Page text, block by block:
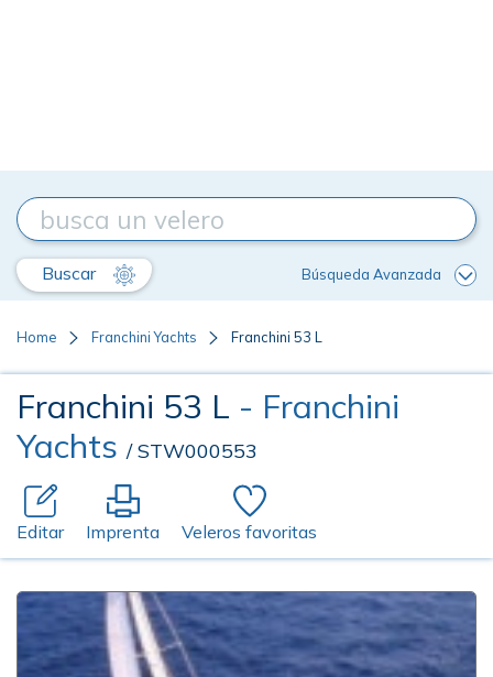
Buscar Búsqueda Avanzada
Home Franchini Yachts Franchini 53 L
Franchini 53 L - Franchini
Yachts / STW000553
Editar Imprenta Veleros favoritas